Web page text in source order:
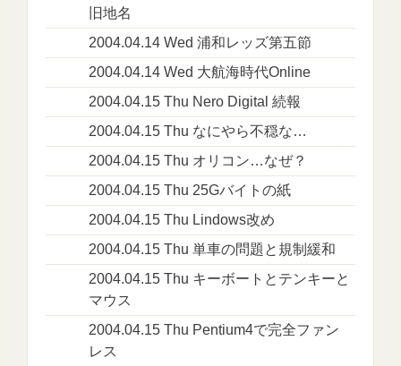
旧地名
2004.04.14 Wed 浦和レッズ第五節
2004.04.14 Wed 大航海時代Online
2004.04.15 Thu Nero Digital 続報
2004.04.15 Thu なにやら不穏な…
2004.04.15 Thu オリコン…なぜ？
2004.04.15 Thu 25Gバイトの紙
2004.04.15 Thu Lindows改め
2004.04.15 Thu 単車の問題と規制緩和
2004.04.15 Thu キーボートとテンキーと
マウス
2004.04.15 Thu Pentium4で完全ファン
レス